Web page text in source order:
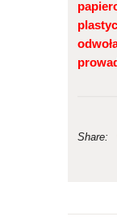
Share: